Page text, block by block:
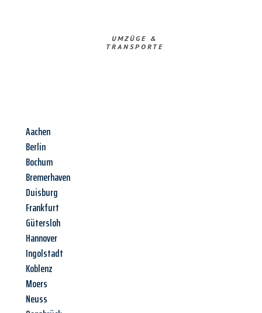
UMZÜGE &
TRANSPORTE
Aachen
Berlin
Bochum
Bremerhaven
Duisburg
Frankfurt
Gütersloh
Hannover
Ingolstadt
Koblenz
Moers
Neuss